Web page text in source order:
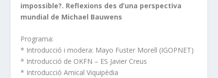
impossible?. Reflexions des d’una perspectiva
mundial de Michael Bauwens
Programa:
* Introducció i modera: Mayo Fuster Morell (IGOPNET)
* Introducció de OKFN – ES Javier Creus
* Introducció Amical Viquipèdia